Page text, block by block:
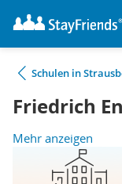
Schulen in
Friedrich
Mehr anzeigen